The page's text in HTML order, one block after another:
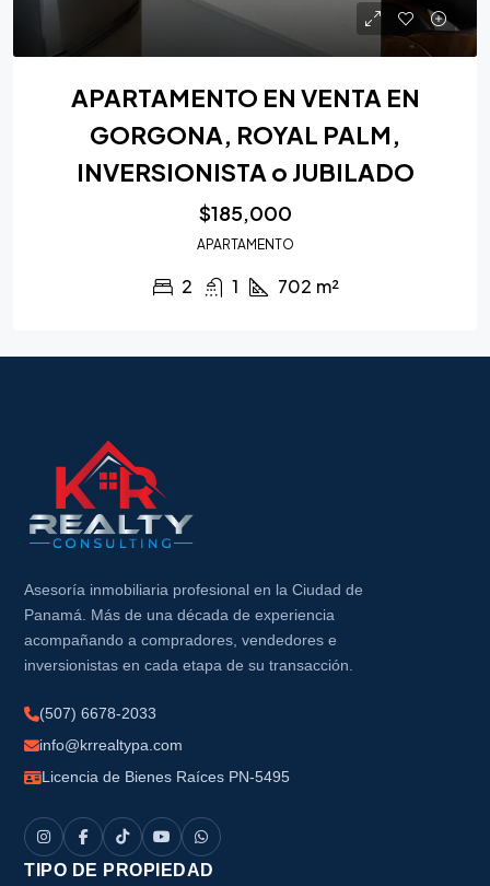
APARTAMENTO EN VENTA EN
GORGONA, ROYAL PALM,
INVERSIONISTA o JUBILADO
$185,000
APARTAMENTO
2 1 702 m²
Asesoría inmobiliaria profesional en la Ciudad de
Panamá. Más de una década de experiencia
acompañando a compradores, vendedores e
inversionistas en cada etapa de su transacción.
(507) 6678-2033
info@krrealtypa.com
Licencia de Bienes Raíces PN-5495
TIPO DE PROPIEDAD